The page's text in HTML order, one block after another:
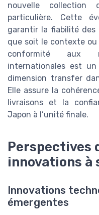
nouvelle collection
particulière. Cette
garantir la fiabilité des
que soit le contexte ou
conformité aux
internationales est
dimension transfer
Elle assure la
livraisons et la
Japon à l’unité finale.
Perspectives
innovations à
Innovations
émergentes